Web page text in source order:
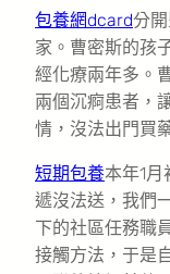
包養網dcard分
家。曹密斯的孩
經化療兩年多。
兩個沉痾患者，
情，沒法出門買
短期包養本年1
遞沒法送，我們
下的社區任務職
接觸方法，于是